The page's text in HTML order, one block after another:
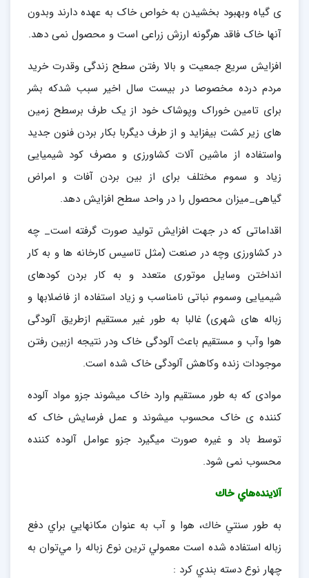
ی گیاه وبهبود بخشیدن به خواص خاک به عهده دارند وبدون
آنها خاک فاقد هرگونه ارزش زراعی است و محصول نمی دهد.
افزایش سریع جمعیت و بالا رفتن سطح زندگی وقدرت خرید
مردم درده مخصوصا در بیست سال اخیر سبب شدکه بشر
برای تامین خوراک وپوشاک خود از یک طرف برسطح زمین
های زیر کشت بیفزاید و از طرف دیگربا بکار بردن فنون جدید
واستفاده از ماشین آلات کشاورزی و مصرف کود شیمیایی
زیاد و سموم مختلف برای از بین بردن آفات و امراض
گیاهی_میزان محصول را در واحد سطح افزایش دهد.
اقداماتی که در جهت افزایش تولید صورت گرفته است_ چه
در کشاورزی وچه در صنعت (مثل تاسیس کارخانه ها و به کار
انداختن وسایل موتوری متعدد و به کار بردن کودهای
شیمیایی وسموم نباتی نامناسب و زیاد استفاده از فاضلابها و
زباله های شهری) غالبا به طور غیر مستقیم ازطریق آلودگی
هوا وآب و مستقیم باعث آلودگی خاک ودر نتیجه ازبین رفتن
موجودات زنده وکاهش آلودگی خاک شده است.
موادی که به طور مستقیم وارد خاک میشوند جزو مواد آلوده
کننده ی خاک محسوب میشوند و عمل فرسایش خاک که
توسط باد و غیره صورت میگیرد جزو عوامل آلوده کننده
محسوب نمی شود.
آلاينده‌هاي خاك
به طور سنتي خاك، هوا و آب به عنوان مكانهايي براي دفع
زباله استفاده شده است معمولي ترين نوع زباله را مي‌توان به
چهار نوع دسته بندي كرد :